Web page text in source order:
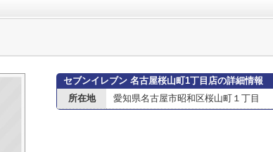
セブンイレブン 名古屋桜山町1丁目店の詳細情報
所在地
愛知県名古屋市昭和区桜山町１丁目